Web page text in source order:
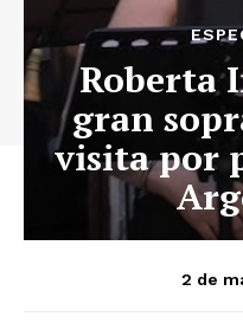
Roberta
gran
visita por
2 de